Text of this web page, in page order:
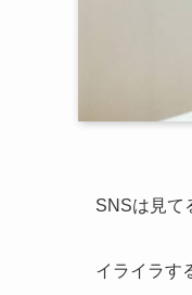
SNSは見て
イライラす